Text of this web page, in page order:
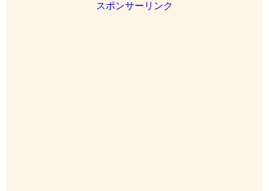
スポンサーリンク